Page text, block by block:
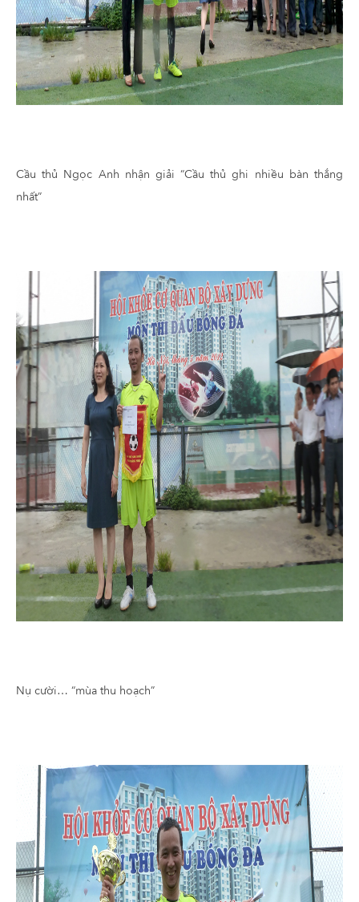
Cầu thủ Ngọc Anh nhận giải “Cầu thủ ghi nhiều bàn thắng
nhất”
Nụ cười… “mùa thu hoạch”